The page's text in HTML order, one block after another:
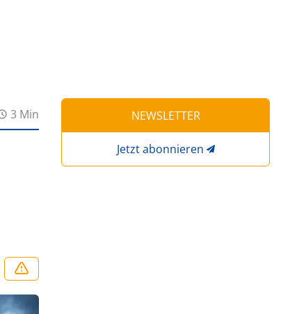
3 Min NEWSLETTER
Jetzt abonnieren